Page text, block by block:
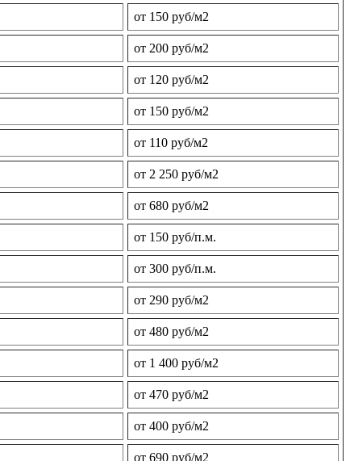
от 150 руб/м2
от 200 руб/м2
от 120 руб/м2
от 150 руб/м2
от 110 руб/м2
от 2 250 руб/м2
от 680 руб/м2
от 150 руб/п.м.
от 300 руб/п.м.
от 290 руб/м2
от 480 руб/м2
от 1 400 руб/м2
от 470 руб/м2
от 400 руб/м2
от 690 руб/м2